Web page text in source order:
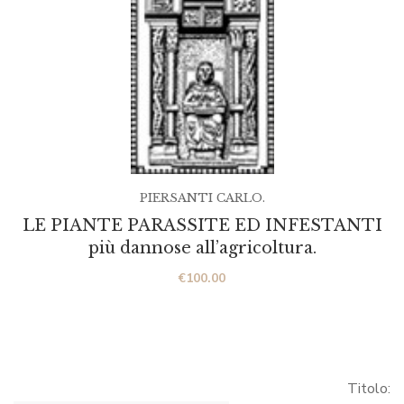
LE PIANTE PARASSITE ED INFESTANTI
più dannose all’agricoltura.
€100.00
PIERSANTI CARLO.
Titolo: